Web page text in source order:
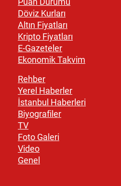
Döviz Kurları
Altın Fiyatları
Kripto Fiyatları
E-Gazeteler
Ekonomik Takvim
Rehber
Yerel Haberler
İstanbul Haberleri
Biyografiler
TV
Foto Galeri
Video
Genel